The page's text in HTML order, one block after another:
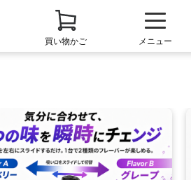
買い物かご メニュー